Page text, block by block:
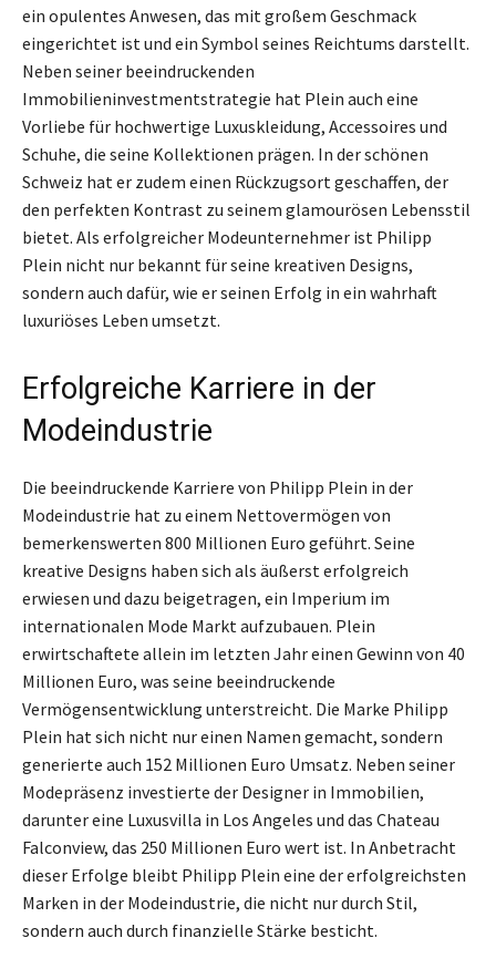
ein opulentes Anwesen, das mit großem Geschmack
eingerichtet ist und ein Symbol seines Reichtums darstellt.
Neben seiner beeindruckenden
Immobilieninvestmentstrategie hat Plein auch eine
Vorliebe für hochwertige Luxuskleidung, Accessoires und
Schuhe, die seine Kollektionen prägen. In der schönen
Schweiz hat er zudem einen Rückzugsort geschaffen, der
den perfekten Kontrast zu seinem glamourösen Lebensstil
bietet. Als erfolgreicher Modeunternehmer ist Philipp
Plein nicht nur bekannt für seine kreativen Designs,
sondern auch dafür, wie er seinen Erfolg in ein wahrhaft
luxuriöses Leben umsetzt.
Erfolgreiche Karriere in der
Modeindustrie
Die beeindruckende Karriere von Philipp Plein in der
Modeindustrie hat zu einem Nettovermögen von
bemerkenswerten 800 Millionen Euro geführt. Seine
kreative Designs haben sich als äußerst erfolgreich
erwiesen und dazu beigetragen, ein Imperium im
internationalen Mode Markt aufzubauen. Plein
erwirtschaftete allein im letzten Jahr einen Gewinn von 40
Millionen Euro, was seine beeindruckende
Vermögensentwicklung unterstreicht. Die Marke Philipp
Plein hat sich nicht nur einen Namen gemacht, sondern
generierte auch 152 Millionen Euro Umsatz. Neben seiner
Modepräsenz investierte der Designer in Immobilien,
darunter eine Luxusvilla in Los Angeles und das Chateau
Falconview, das 250 Millionen Euro wert ist. In Anbetracht
dieser Erfolge bleibt Philipp Plein eine der erfolgreichsten
Marken in der Modeindustrie, die nicht nur durch Stil,
sondern auch durch finanzielle Stärke besticht.